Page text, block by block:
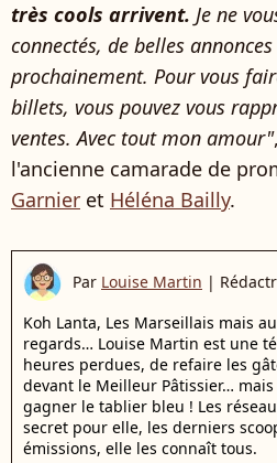
très cools arrivent. Je ne
connectés, de belles
prochainement. Pour vous
billets, vous pouvez vous
ventes. Avec tout mon amour"
l'ancienne camarade de
Garnier et Héléna Bailly.
Par Louise Martin |
Koh Lanta, Les Marseillais mais
regards… Louise Martin est une
heures perdues, de refaire les
devant le Meilleur Pâtissier…
gagner le tablier bleu ! Les
secret pour elle, les derniers
émissions, elle les connaît tous.